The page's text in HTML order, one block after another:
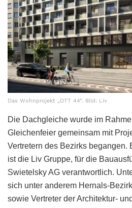
Das Wohnprojekt „OTT 44“. Bild: Liv
Die Dachgleiche wurde im
Gleichenfeier gemeinsam mit
Vertretern des Bezirks begangen.
ist die Liv Gruppe, für die
Swietelsky AG verantwortlich.
sich unter anderem Hernals-
sowie Vertreter der Architektur-